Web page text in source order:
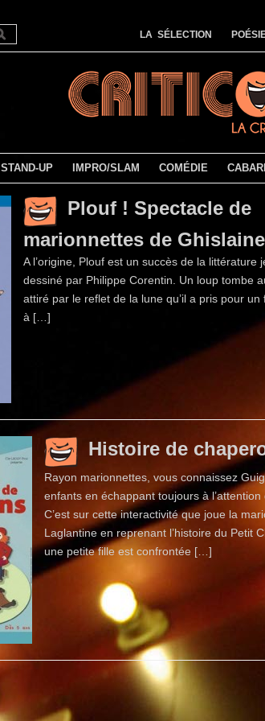
LA SÉLECTION
STAND-UP IMPRO/SLAM COMÉDIE
Plouf ! Spectacle de
marionnettes de
A l’origine, Plouf est un succès de la littérature
dessiné par Philippe Corentin. Un loup tombe
attiré par le reflet de la lune qu’il a pris pour
à […]
Histoire de
Rayon marionnettes, vous connaissez
enfants en échappant toujours à l’attention
C’est sur cette interactivité que joue la
Laglantine en reprenant l’histoire du Petit
une petite fille est confrontée […]